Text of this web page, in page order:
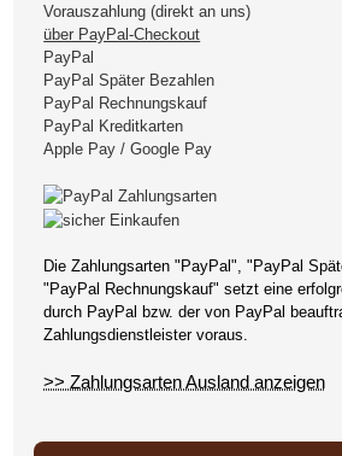
Vorauszahlung (direkt an uns)
über PayPal-Checkout
PayPal
PayPal Später Bezahlen
PayPal Rechnungskauf
PayPal Kreditkarten
Apple Pay / Google Pay
Die Zahlungsarten "PayPal", "PayPal
"PayPal Rechnungskauf" setzt eine
durch PayPal bzw. der von PayPal
Zahlungsdienstleister voraus.
>> Zahlungsarten Ausland anzeigen